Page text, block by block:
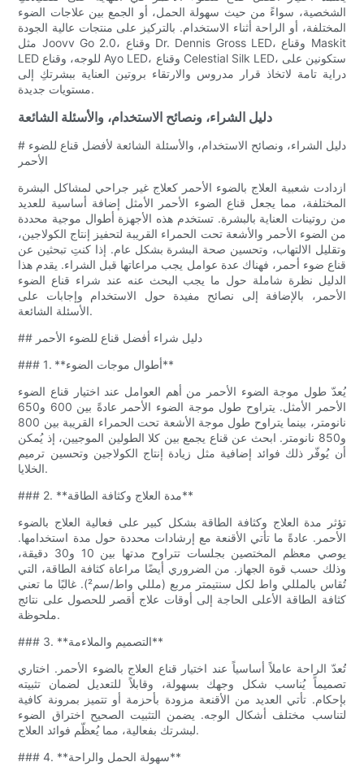
الشخصية، سواءً من حيث سهولة الحمل، أو الجمع بين علاجات الضوء
المختلفة، أو الراحة أثناء الاستخدام. بالتركيز على منتجات عالية الجودة
مثل Joovv Go 2.0، وقناع Dr. Dennis Gross LED، وقناع Maskit
LED للوجه، وقناع Ayo LED، وقناع Celestial Silk LED، ستكونين على
دراية تامة لاتخاذ قرار مدروس والارتقاء بروتين العناية ببشرتكِ إلى
مستويات جديدة.
دليل الشراء، ونصائح الاستخدام، والأسئلة الشائعة
# دليل الشراء، ونصائح الاستخدام، والأسئلة الشائعة لأفضل قناع للضوء
الأحمر
ازدادت شعبية العلاج بالضوء الأحمر كعلاج غير جراحي لمشاكل البشرة
المختلفة، مما يجعل قناع الضوء الأحمر الأمثل إضافة أساسية للعديد
من روتينات العناية بالبشرة. تستخدم هذه الأجهزة أطوال موجية محددة
من الضوء الأحمر والأشعة تحت الحمراء القريبة لتحفيز إنتاج الكولاجين،
وتقليل الالتهاب، وتحسين صحة البشرة بشكل عام. إذا كنتِ تبحثين عن
قناع ضوء أحمر، فهناك عدة عوامل يجب مراعاتها قبل الشراء. يقدم هذا
الدليل نظرة شاملة حول ما يجب البحث عنه عند شراء قناع الضوء
الأحمر، بالإضافة إلى نصائح مفيدة حول الاستخدام وإجابات على
الأسئلة الشائعة.
## دليل شراء أفضل قناع للضوء الأحمر
### 1. **أطوال موجات الضوء**
يُعدّ طول موجة الضوء الأحمر من أهم العوامل عند اختيار قناع الضوء
الأحمر الأمثل. يتراوح طول موجة الضوء الأحمر عادةً بين 600 و650
نانومتر، بينما يتراوح طول موجة الأشعة تحت الحمراء القريبة بين 800
و850 نانومتر. ابحث عن قناع يجمع بين كلا الطولين الموجيين، إذ يُمكن
أن يُوفّر ذلك فوائد إضافية مثل زيادة إنتاج الكولاجين وتحسين ترميم
الخلايا.
### 2. **مدة العلاج وكثافة الطاقة**
تؤثر مدة العلاج وكثافة الطاقة بشكل كبير على فعالية العلاج بالضوء
الأحمر. عادةً ما تأتي الأقنعة مع إرشادات محددة حول مدة استخدامها.
يوصي معظم المختصين بجلسات تتراوح مدتها بين 10 و30 دقيقة،
وذلك حسب قوة الجهاز. من الضروري أيضًا مراعاة كثافة الطاقة، التي
تُقاس بالمللي واط لكل سنتيمتر مربع (مللي واط/سم²). غالبًا ما تعني
كثافة الطاقة الأعلى الحاجة إلى أوقات علاج أقصر للحصول على نتائج
ملحوظة.
### 3. **التصميم والملاءمة**
تُعدّ الراحة عاملاً أساسياً عند اختيار قناع العلاج بالضوء الأحمر. اختاري
تصميماً يُناسب شكل وجهك بسهولة، وقابلاً للتعديل لضمان تثبيته
بإحكام. تأتي العديد من الأقنعة مزودة بأحزمة أو تتميز بمرونة كافية
لتناسب مختلف أشكال الوجه. يضمن التثبيت الصحيح اختراق الضوء
لبشرتك بفعالية، مما يُعظّم فوائد العلاج.
### 4. **سهولة الحمل والراحة**